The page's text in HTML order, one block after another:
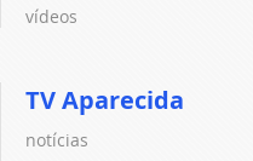
vídeos
TV Aparecida
notícias